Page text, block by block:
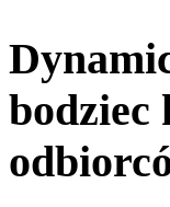
bodziec